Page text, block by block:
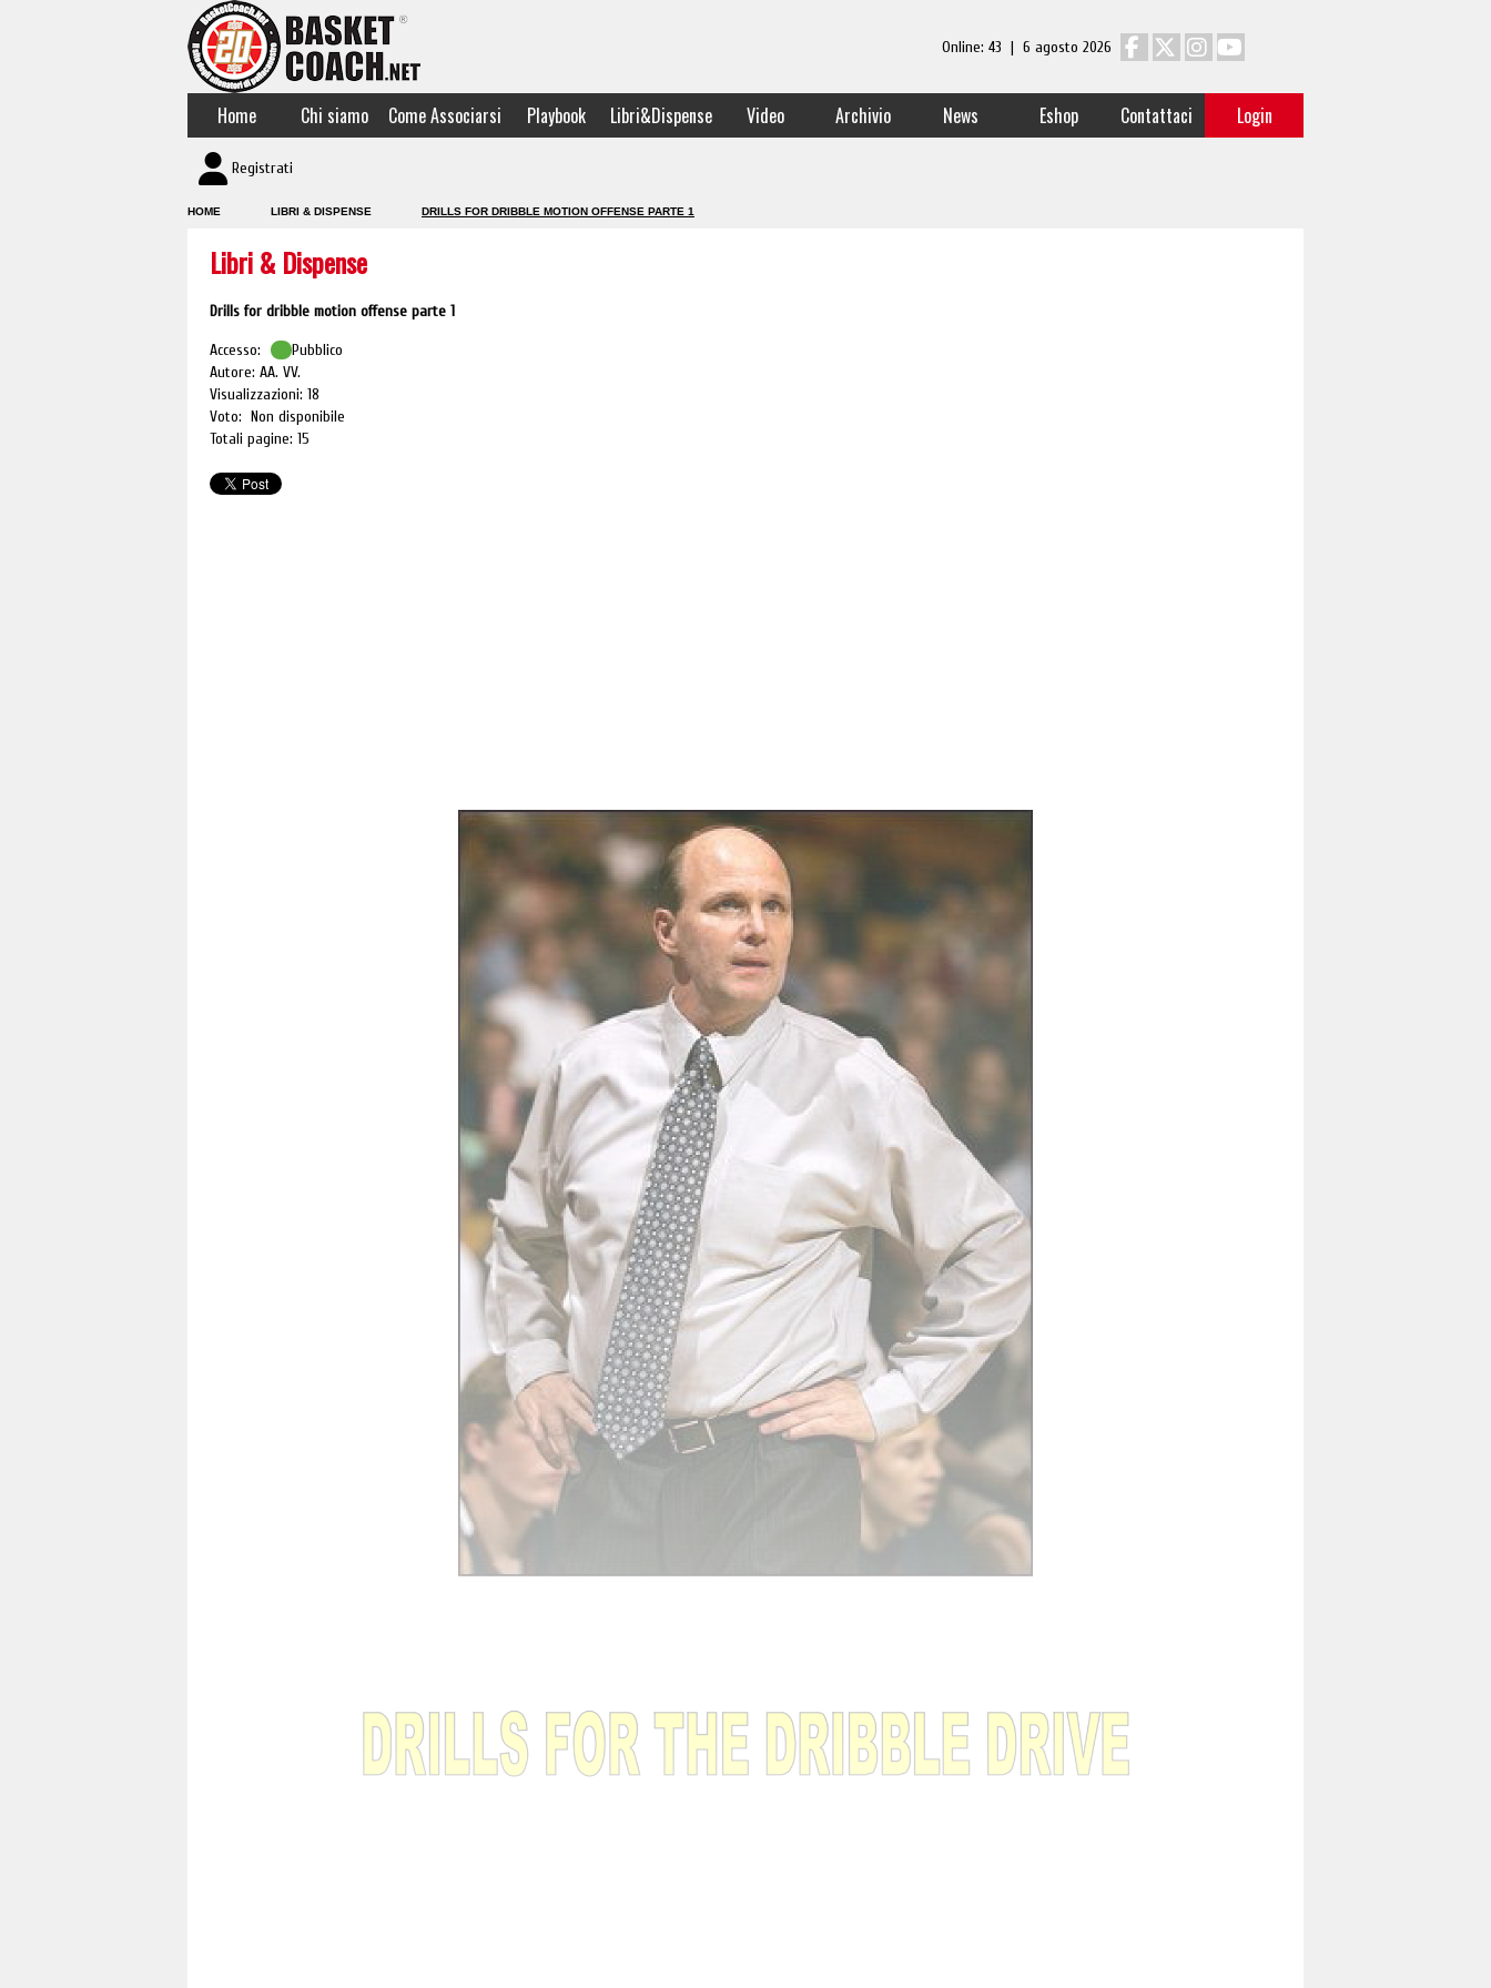
Online: 43 | 6 agosto 2026
Home Chi siamo Come Associarsi Playbook Libri&Dispense Video Archivio News Eshop Contattaci Login
Registrati
HOME LIBRI & DISPENSE DRILLS FOR DRIBBLE MOTION OFFENSE PARTE 1
Libri & Dispense
Drills for dribble motion offense parte 1
Accesso:
Pubblico
Autore: AA. VV.
Visualizzazioni: 18
Voto: Non disponibile
Totali pagine: 15